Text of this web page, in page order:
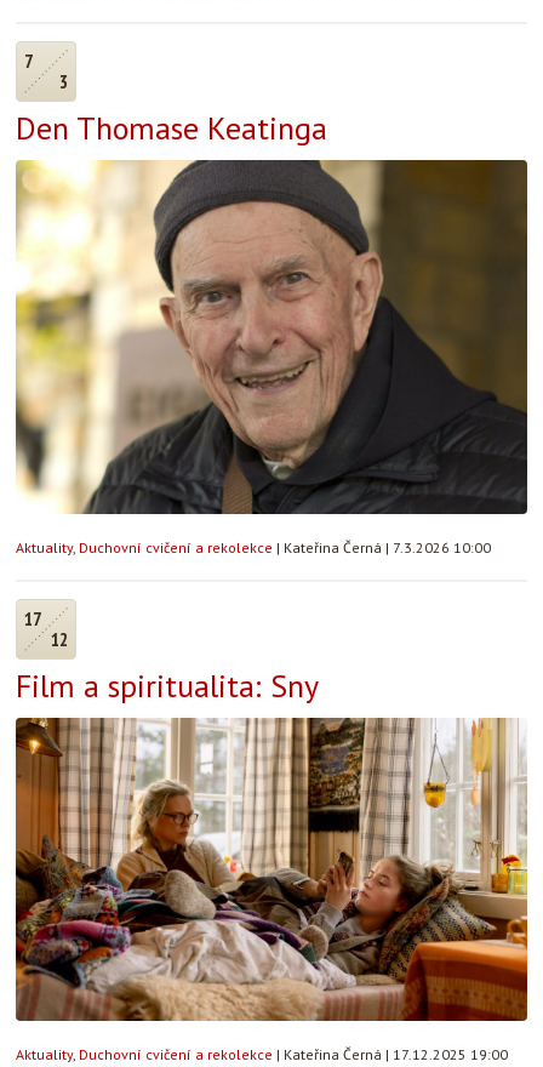
7
3
Den Thomase Keatinga
Aktuality, Duchovní cvičení a rekolekce | Kateřina Černá | 7.3.2026 10:00
17
12
Film a spiritualita: Sny
Aktuality, Duchovní cvičení a rekolekce | Kateřina Černá | 17.12.2025 19:00